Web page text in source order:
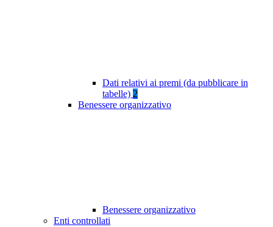
Dati relativi ai premi (da pubblicare in
tabelle) 2
Benessere organizzativo
Benessere organizzativo
Enti controllati